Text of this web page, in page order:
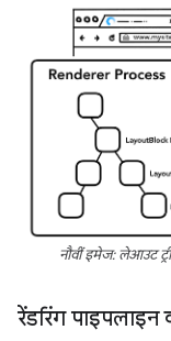
नौवीं इमेज: लेआउट
रेंडरिंग